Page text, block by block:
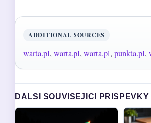
ADDITIONAL SOURCES
warta.pl, warta.pl, warta.pl, punkta.pl,
DALSI SOUVISEJICI PRISPEVKY